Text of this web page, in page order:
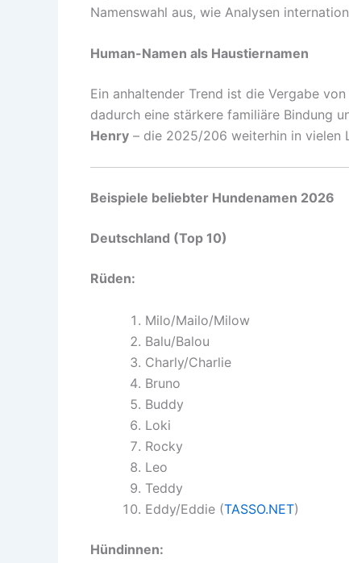
Namenswahl aus, wie Analysen
Human-Namen als Haustiernamen
Ein anhaltender Trend ist die Vergabe
dadurch eine stärkere familiäre Bindung
Henry – die 2025/206 weiterhin in vielen
Beispiele beliebter Hundenamen 2026
Deutschland (Top 10)
Rüden:
Milo/Mailo/Milow
Balu/Balou
Charly/Charlie
Bruno
Buddy
Loki
Rocky
Leo
Teddy
Eddy/Eddie (TASSO.NET)
Hündinnen: